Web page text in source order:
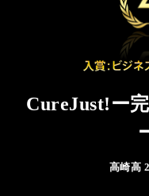
CureJust!ー
高崎高